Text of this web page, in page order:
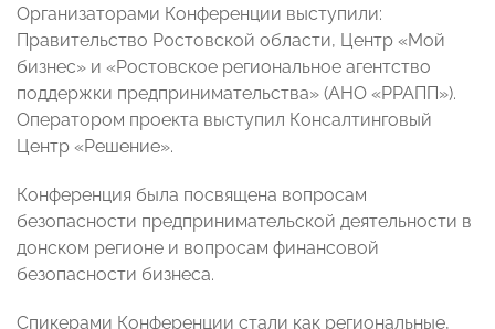
Организаторами Конференции выступили:
Правительство Ростовской области, Центр «Мой
бизнес» и «Ростовское региональное агентство
поддержки предпринимательства» (АНО «РРАПП»).
Оператором проекта выступил Консалтинговый
Центр «Решение».
Конференция была посвящена вопросам
безопасности предпринимательской деятельности в
донском регионе и вопросам финансовой
безопасности бизнеса.
Спикерами Конференции стали как региональные,